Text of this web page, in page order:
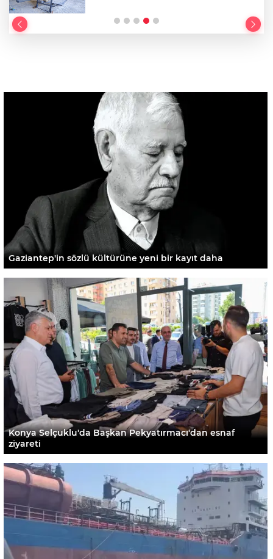
Gaziantep'in sözlü kültürüne yeni bir kayıt daha
Konya Selçuklu'da Başkan Pekyatırmacı'dan esnaf
ziyareti